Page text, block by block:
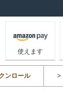
使えます
ンロール >